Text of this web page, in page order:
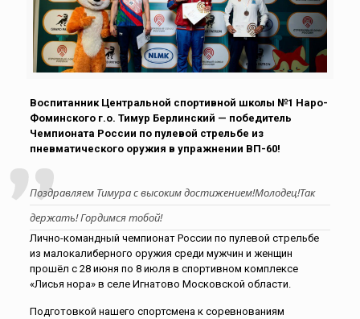
Воспитанник Центральной спортивной школы №1 Наро-
Фоминского г.о. Тимур Берлинский — победитель
Чемпионата России по пулевой стрельбе из
пневматического оружия в упражнении ВП-60!
Поздравляем Тимура с высоким достижением!Молодец!Так
держать! Гордимся тобой!
Лично-командный чемпионат России по пулевой стрельбе
из малокалиберного оружия среди мужчин и женщин
прошёл с 28 июня по 8 июля в спортивном комплексе
«Лисья нора» в селе Игнатово Московской области.
Подготовкой нашего спортсмена к соревнованиям